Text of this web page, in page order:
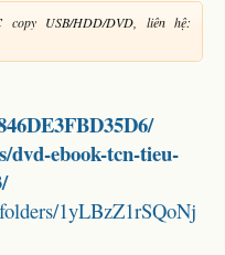
USB/HDD/DVD, liên hệ:
dvd-ebook-tcn-tieu-
1yLBzZ1rSQoNj